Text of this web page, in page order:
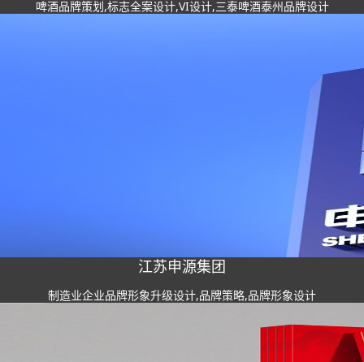
啤酒品牌策划,标志全案设计,VI设计,三泰啤酒泰州品牌设计
江苏申源集团
制造业企业品牌形象升级设计,品牌策略,品牌形象设计